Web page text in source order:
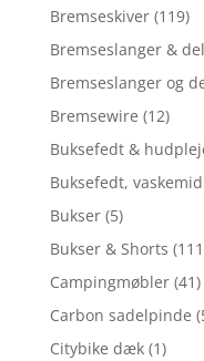
Bremseskiver (119)
Bremseslanger &
Bremseslanger og
Bremsewire (12)
Buksefedt &
Buksefedt,
Bukser (5)
Bukser & Shorts
Campingmøbler (41)
Carbon sadelpinde
Citybike dæk (1)